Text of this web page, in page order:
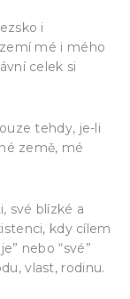
i
mé i mého
celek si
tehdy, je-li
země, mé
své blízké a
kdy cílem
nebo “své”
vlast, rodinu.